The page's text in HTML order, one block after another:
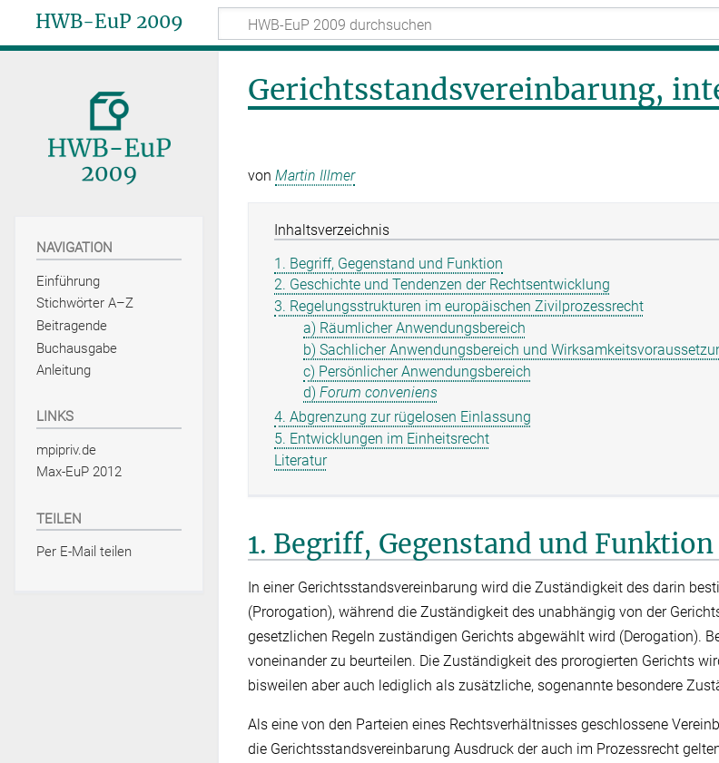
HWB-EuP 2009
Gerichtsstandsvereinbarung,
von Martin Illmer
Inhaltsverzeichnis
1. Begriff, Gegenstand und Funktion
2. Geschichte und Tendenzen der Rechtsentwicklung
3. Regelungsstrukturen im europäischen Zivilprozessrecht
a) Räumlicher Anwendungsbereich
b) Sachlicher Anwendungs­bereich und
c) Persönlicher Anwendungsbereich
d) Forum conveniens
4. Abgrenzung zur rügelosen Einlassung
5. Entwicklungen im Einheitsrecht
Literatur
1. Begriff, Gegenstand und Funktion
In einer Gerichtsstandsvereinbarung wird die Zuständigkeit des darin
(Prorogation), während die Zuständigkeit des unabhängig von der
gesetzlichen Regeln zuständigen Gerichts abgewählt wird (Derogation).
voneinander zu beurteilen. Die Zuständigkeit des prorogierten Gerichts
bisweilen aber auch lediglich als zusätzliche, sogenannte besondere
Als eine von den Parteien eines Rechtsverhältnisses geschlossene
die Gerichtsstandsvereinbarung Ausdruck der auch im Prozessrecht
NAVIGATION
Einführung
Stichwörter A–Z
Beitragende
Buchausgabe
Anleitung
LINKS
mpipriv.de
Max-EuP 2012
TEILEN
Per E-Mail teilen